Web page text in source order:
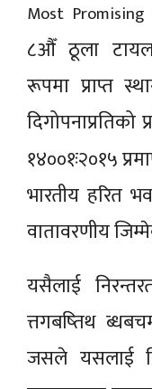
Most Promising
८औँ ठूला
रूपमा प्राप्त
दिगोपनाप्रतिको
१४००१ः२०१५
भारतीय हरित
वातावरणीय
यसैलाई
त्तगबष्तिथ
जसले यसलाई